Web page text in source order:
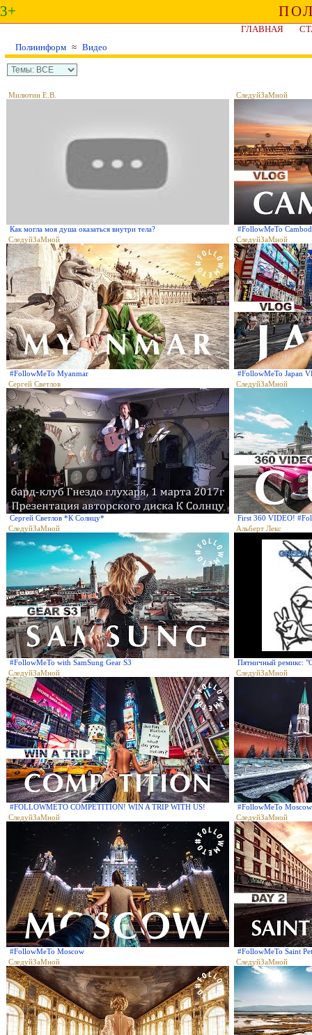
3+
ГЛАВНАЯ
Полиинформ ≈ Видео
Милютин Е.В.
Как могла моя душа оказаться внутри тела?
СледуйЗаМной
#FollowMeTo
СледуйЗаМной
#FollowMeTo Myanmar
СледуйЗаМной
#FollowMeTo Japan
Сергей Светлов
Сергей Светлов *К Солнцу*
СледуйЗаМной
First 360 VIDEO!
СледуйЗаМной
#FollowMeTo with SamSung Gear S3
Альберт Лекс
Пятничный ремикс:
СледуйЗаМной
#FOLLOWMETO COMPETITION! WIN A TRIP WITH US!
СледуйЗаМной
#FollowMeTo
СледуйЗаМной
#FollowMeTo Moscow
СледуйЗаМной
#FollowMeTo Saint
СледуйЗаМной
СледуйЗаМной